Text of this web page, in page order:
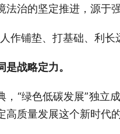
法治的坚定推进，源于
作铺垫、打基础、利长
是战略定力。
，“绿色低碳发展”独立
高质量发展这个新时代的